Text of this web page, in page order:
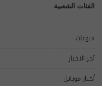
الفئات الشعبية
منوعات
آخر الاخبار
أخبار موبايل